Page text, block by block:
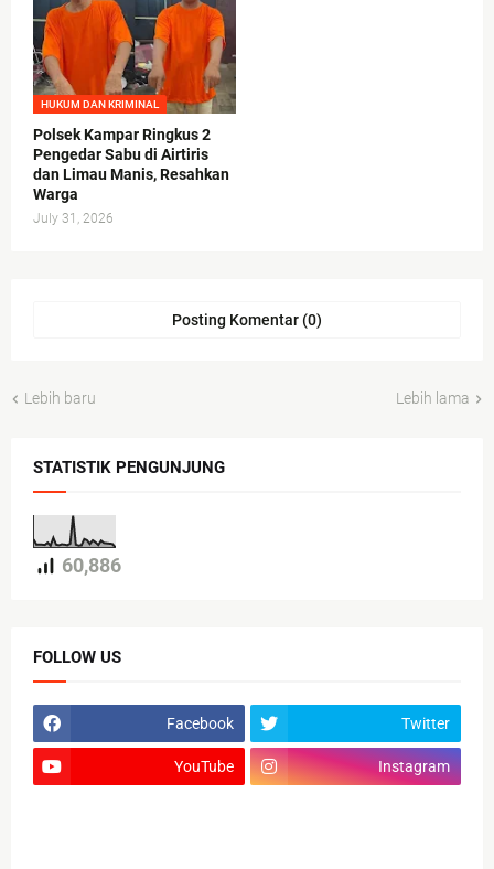
HUKUM DAN KRIMINAL
Polsek Kampar Ringkus 2
Pengedar Sabu di Airtiris
dan Limau Manis, Resahkan
Warga
July 31, 2026
Posting Komentar (0)
Lebih baru Lebih lama
STATISTIK PENGUNJUNG
60,886
FOLLOW US
Facebook Twitter
YouTube Instagram